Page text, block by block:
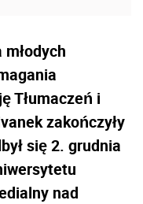
Tłumaczeń i
zakończyły
się 2. grudnia
nad